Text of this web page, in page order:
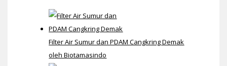
Filter Air Sumur dan PDAM Cangkring Demak
oleh Biotamasindo